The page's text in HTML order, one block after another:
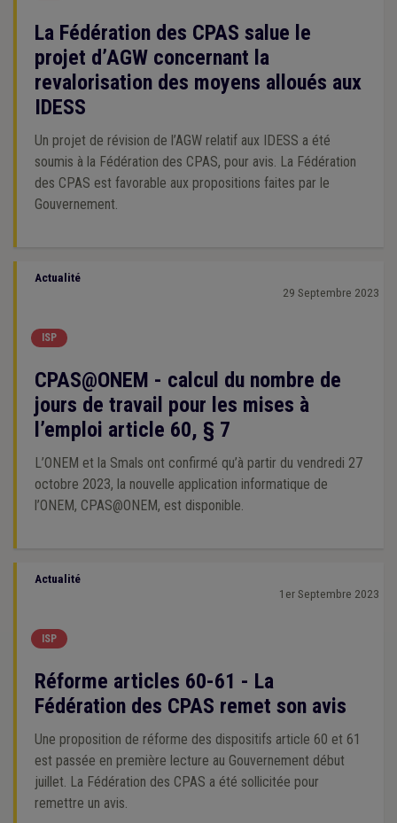
La Fédération des CPAS salue le
projet d’AGW concernant la
revalorisation des moyens alloués aux
IDESS
Un projet de révision de l’AGW relatif aux IDESS a été
soumis à la Fédération des CPAS, pour avis. La Fédération
des CPAS est favorable aux propositions faites par le
Gouvernement.
Actualité
29 Septembre 2023
ISP
CPAS@ONEM - calcul du nombre de
jours de travail pour les mises à
l’emploi article 60, § 7
L’ONEM et la Smals ont confirmé qu’à partir du vendredi 27
octobre 2023, la nouvelle application informatique de
l’ONEM, CPAS@ONEM, est disponible.
Actualité
1er Septembre 2023
ISP
Réforme articles 60-61 - La
Fédération des CPAS remet son avis
Une proposition de réforme des dispositifs article 60 et 61
est passée en première lecture au Gouvernement début
juillet. La Fédération des CPAS a été sollicitée pour
remettre un avis.